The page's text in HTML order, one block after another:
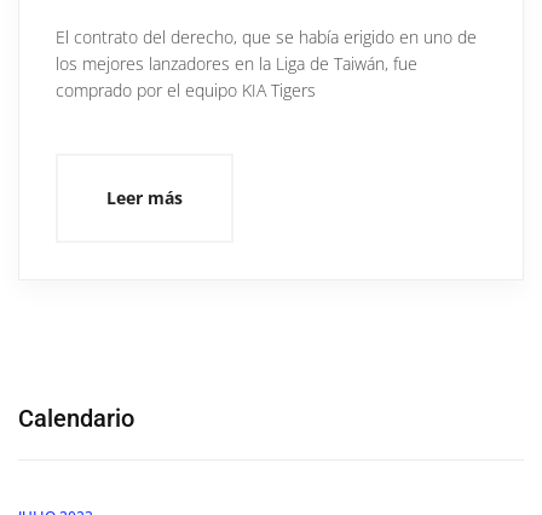
El contrato del derecho, que se había erigido en uno de
los mejores lanzadores en la Liga de Taiwán, fue
comprado por el equipo KIA Tigers
Leer más
Calendario